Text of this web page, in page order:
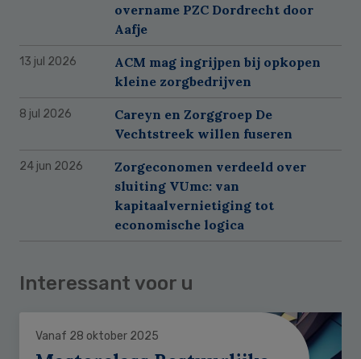
overname PZC Dordrecht door
Aafje
13 jul 2026
ACM mag ingrijpen bij opkopen
kleine zorgbedrijven
8 jul 2026
Careyn en Zorggroep De
Vechtstreek willen fuseren
24 jun 2026
Zorgeconomen verdeeld over
sluiting VUmc: van
kapitaalvernietiging tot
economische logica
Interessant voor u
Vanaf 28 oktober 2025